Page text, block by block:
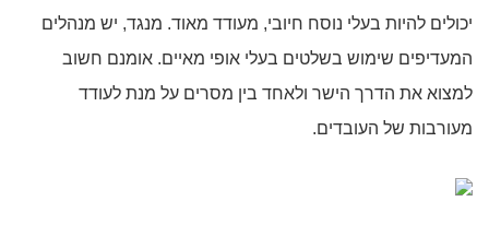
יכולים להיות בעלי נוסח חיובי, מעודד מאוד. מנגד, יש מנהלים
המעדיפים שימוש בשלטים בעלי אופי מאיים. אומנם חשוב
למצוא את הדרך הישר ולאחד בין מסרים על מנת לעודד
מעורבות של העובדים.